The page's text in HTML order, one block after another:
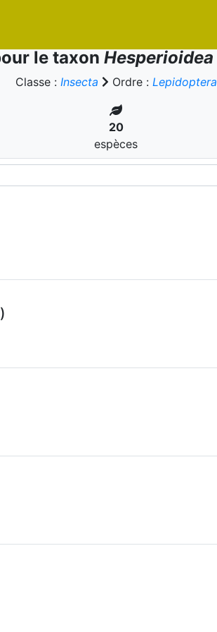
le taxon Hesperioidea
Classe : Insecta Ordre : Lepidoptera
20
espèces